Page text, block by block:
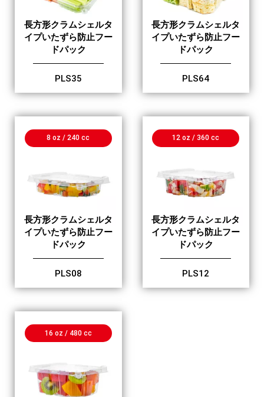
長方形クラムシェルタ
イプいたずら防止フー
ドパック
PLS35
長方形クラムシェルタ
イプいたずら防止フー
ドパック
PLS64
8 oz / 240 cc
長方形クラムシェルタ
イプいたずら防止フー
ドパック
PLS08
12 oz / 360 cc
長方形クラムシェルタ
イプいたずら防止フー
ドパック
PLS12
16 oz / 480 cc